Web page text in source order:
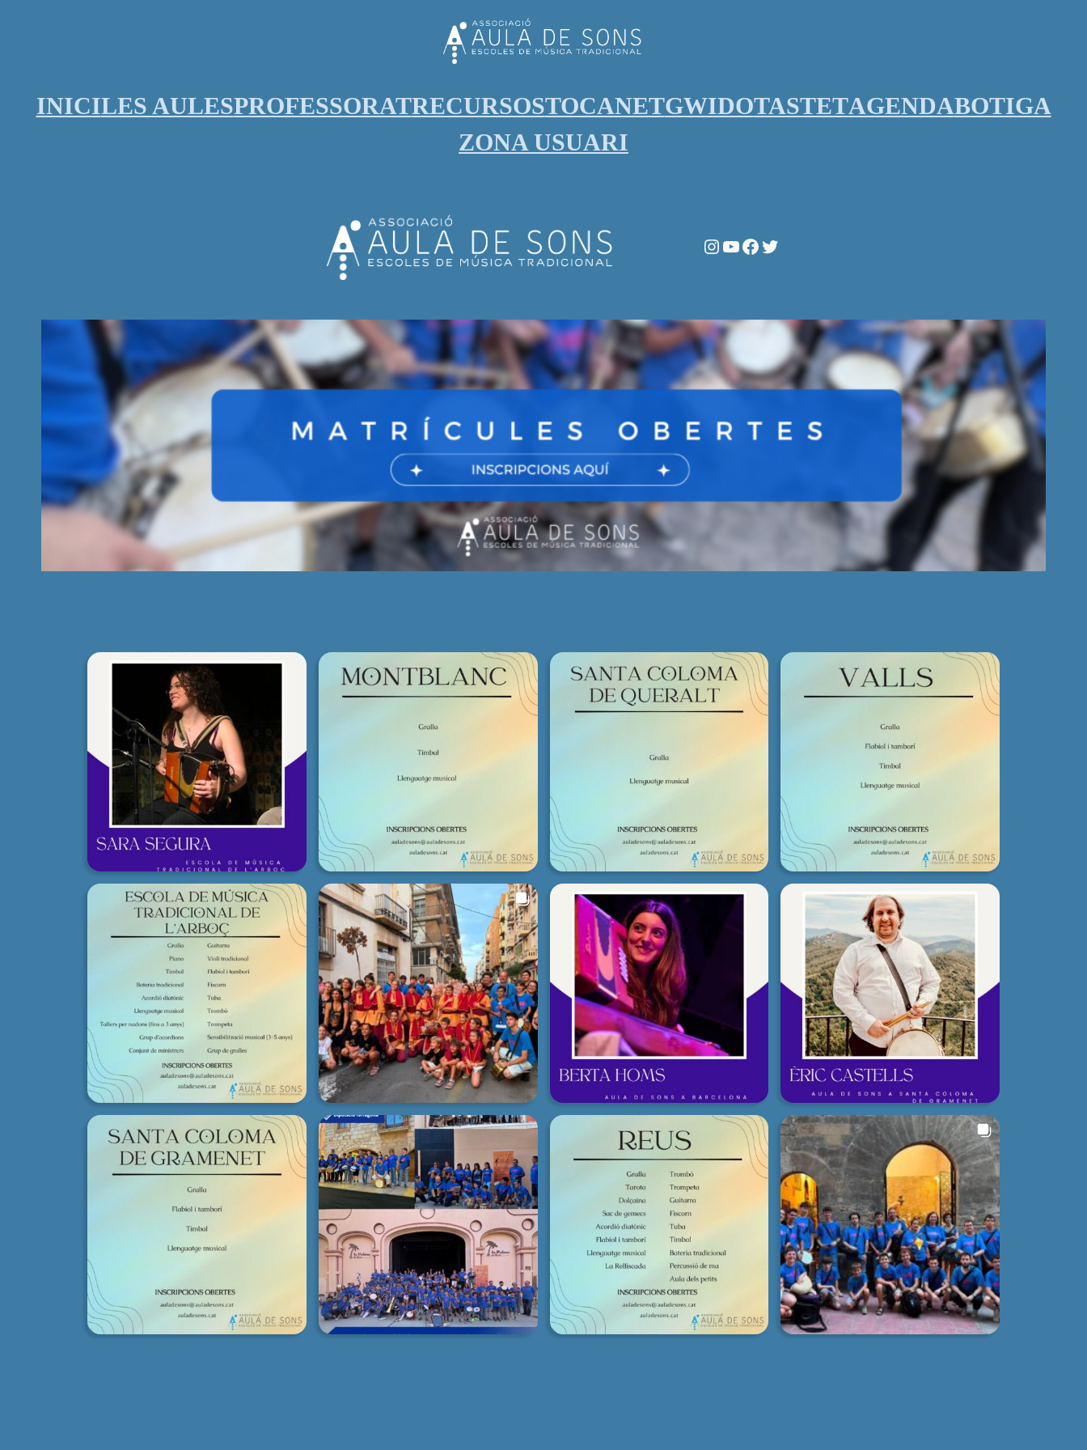
INICILES AULESPROFESSORATRECURSOSTOCANETGWIDOTASTETAGENDABOTIGA
ZONA USUARI
Instagram
YouTube
Facebook
Twitter